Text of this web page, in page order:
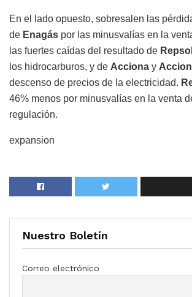
En el lado opuesto, sobresalen las
de Enagás por las minusvalías en la
las fuertes caídas del resultado de Repsol
los hidrocarburos, y de Acciona y
descenso de precios de la electricidad.
46% menos por minusvalías en la venta
regulación.
expansion
Nuestro Boletín
Correo electrónico